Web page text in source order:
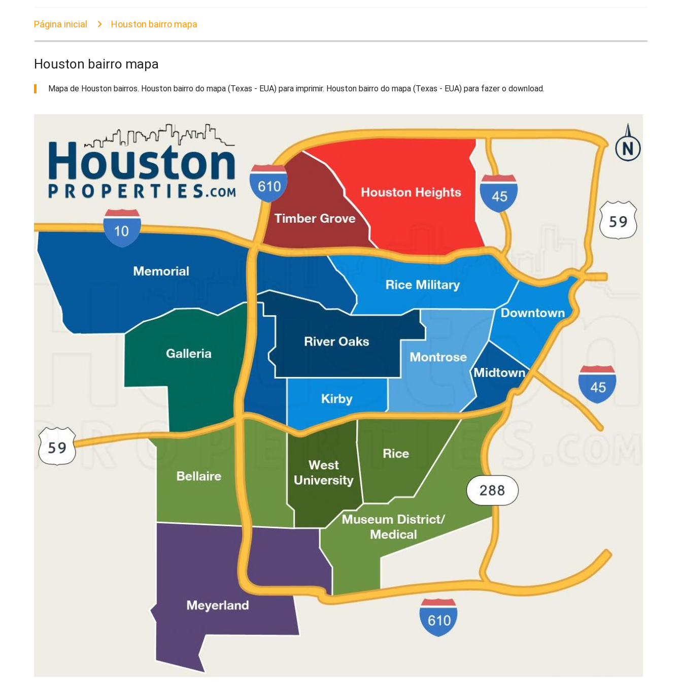
Página inicial Houston bairro mapa
Houston bairro mapa
Mapa de Houston bairros. Houston bairro do mapa (Texas - EUA) para imprimir. Houston bairro do mapa (Texas - EUA) para fazer o download.